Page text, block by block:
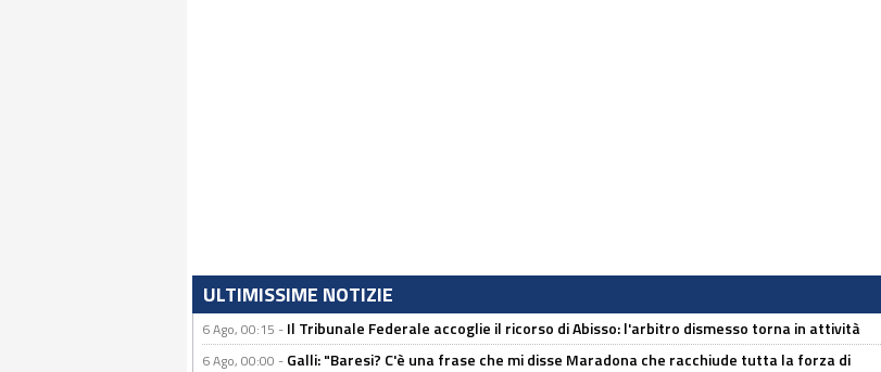
ULTIMISSIME NOTIZIE
6 Ago, 00:15 - Il Tribunale Federale accoglie il ricorso di Abisso: l'arbitro dismesso torna in attività
6 Ago, 00:00 - Galli: "Baresi? C'è una frase che mi disse Maradona che racchiude tutta la forza di